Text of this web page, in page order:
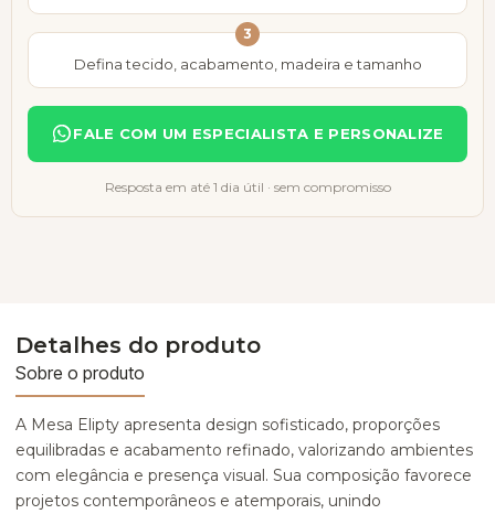
3
Defina tecido, acabamento, madeira e tamanho
FALE COM UM ESPECIALISTA E PERSONALIZE
Resposta em até 1 dia útil · sem compromisso
Detalhes do produto
Sobre o produto
A Mesa Elipty apresenta design sofisticado, proporções
equilibradas e acabamento refinado, valorizando ambientes
com elegância e presença visual. Sua composição favorece
projetos contemporâneos e atemporais, unindo